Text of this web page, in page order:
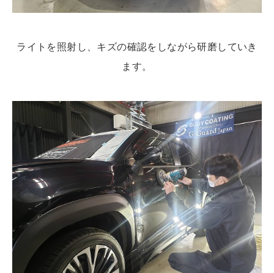
ライトを照射し、キズの確認をしながら研磨していき
ます。